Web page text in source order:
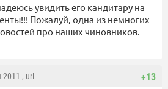
увидить его кандитару на
Пожалуй, одна из немногих
про наших чиновников.
+13
2011 , url